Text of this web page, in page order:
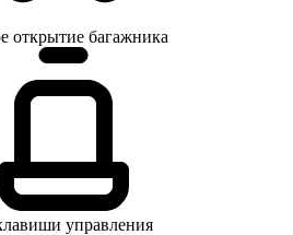
открытие багажника
управления